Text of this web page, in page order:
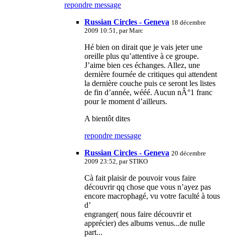
repondre message
Russian Circles - Geneva 18 décembre
2009 10:51, parMarc
Hé bien on dirait que je vais jeter une
oreille plus qu’attentive à ce groupe.
J’aime bien ces échanges. Allez, une
dernière fournée de critiques qui attendent
la dernière couche puis ce seront les listes
de fin d’année, wééé. Aucun nÂ°1 franc
pour le moment d’ailleurs.
A bientôt dites
repondre message
Russian Circles - Geneva 20 décembre
2009 23:52, parSTIKO
Cà fait plaisir de pouvoir vous faire
découvrir qq chose que vous n’ayez pas
encore macrophagé, vu votre faculté à tous
d’
engranger( nous faire découvrir et
apprécier) des albums venus...de nulle
part...